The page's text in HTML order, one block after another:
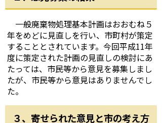
一般廃棄物処理基本計画はおおむね５
年をめどに見直しを行い、市町村が策定
することとされています。今回平成11年
度に策定された計画の見直しの検討にあ
たっては、市民等から意見を募集しまし
たが、市民等から意見はありませんでし
た。
３、寄せられた意見と市の考え方